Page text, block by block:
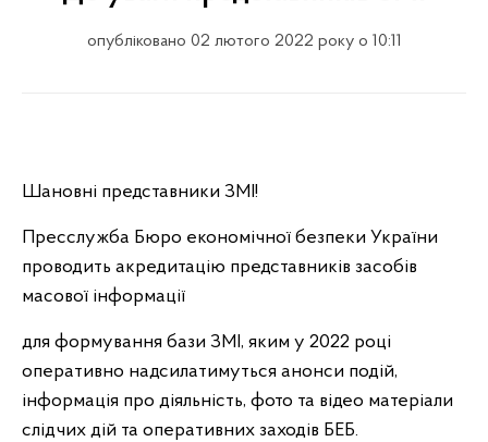
опубліковано 02 лютого 2022 року о 10:11
Шановні представники ЗМІ!
Пресслужба Бюро економічної безпеки України
проводить акредитацію представників засобів
масової інформації
для формування бази ЗМІ, яким у 2022 році
оперативно надсилатимуться анонси подій,
інформація про діяльність, фото та відео матеріали
слідчих дій та оперативних заходів БЕБ.